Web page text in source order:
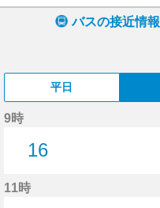
バスの接近情報
平日
9時
16
11時